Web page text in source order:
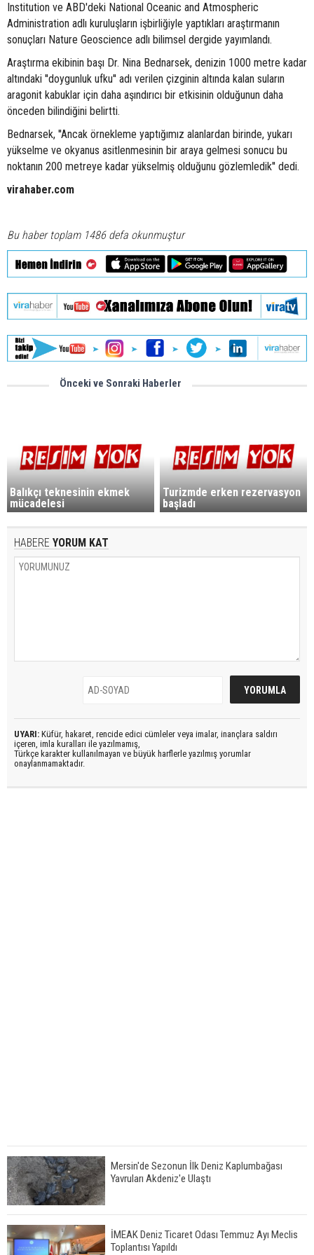
Institution ve ABD'deki National Oceanic and Atmospheric
Administration adlı kuruluşların işbirliğiyle yaptıkları araştırmanın
sonuçları Nature Geoscience adlı bilimsel dergide yayımlandı.
Araştırma ekibinin başı Dr. Nina Bednarsek, denizin 1000 metre kadar
altındaki ''doygunluk ufku'' adı verilen çizginin altında kalan suların
aragonit kabuklar için daha aşındırıcı bir etkisinin olduğunun daha
önceden bilindiğini belirtti.
Bednarsek, ''Ancak örnekleme yaptığımız alanlardan birinde, yukarı
yükselme ve okyanus asitlenmesinin bir araya gelmesi sonucu bu
noktanın 200 metreye kadar yükselmiş olduğunu gözlemledik'' dedi.
virahaber.com
Bu haber toplam 1486 defa okunmuştur
Önceki ve Sonraki Haberler
Balıkçı teknesinin ekmek
mücadelesi
Turizmde erken rezervasyon
başladı
HABERE YORUM KAT
UYARI: Küfür, hakaret, rencide edici cümleler veya imalar, inançlara saldırı
içeren, imla kuralları ile yazılmamış,
Türkçe karakter kullanılmayan ve büyük harflerle yazılmış yorumlar
onaylanmamaktadır.
Mersin'de Sezonun İlk Deniz Kaplumbağası
Yavruları Akdeniz'e Ulaştı
İMEAK Deniz Ticaret Odası Temmuz Ayı Meclis
Toplantısı Yapıldı